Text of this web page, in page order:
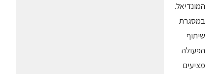
המונדיאל.
במסגרת
שיתוף
הפעולה
מציעים